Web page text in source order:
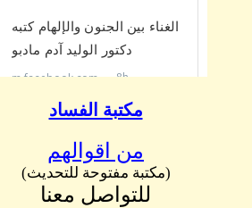
مكتبة الفساد
من اقوالهم
(مكتبة مفتوحة للتحديث)
للتواصل معنا